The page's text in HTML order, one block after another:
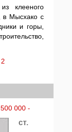
клееного
в Мысхако с
и горы,
2
000 -
ст.